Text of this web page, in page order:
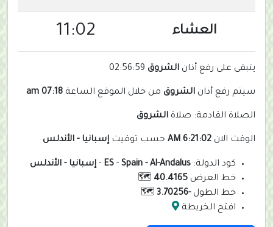
العشاء 11:02
يتبقى على رفع أذان الشروق 02:56:59
سيتم رفع أذان الشروق من خلال الموقع الساعة 07:18 am
الصلاة القادمة: صلاة الشروق
الوقت الان 6:21:02 AM حسب توقيت إسبانيا - الأندلس
كود الدولة: ES - Spain - Al-Andalus
- إسبانيا - الأندلس
خط العرض 40.4165
🗺️
خط الطول-3.70256
🗺️
افتح الخريطة